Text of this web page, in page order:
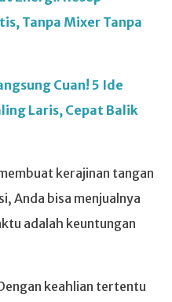
Tanpa Mixer Tanpa
Cuan! 5 Ide
Laris, Cepat Balik
kerajinan tangan
Anda bisa menjualnya
adalah keuntungan
keahlian tertentu